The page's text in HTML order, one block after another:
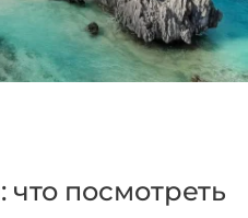
посмотреть